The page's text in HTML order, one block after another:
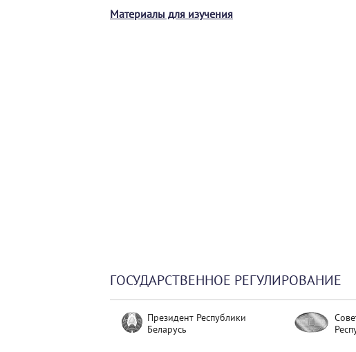
Материалы для изучения
ГОСУДАРСТВЕННОЕ РЕГУЛИРОВАНИЕ
Президент Республики
Беларусь